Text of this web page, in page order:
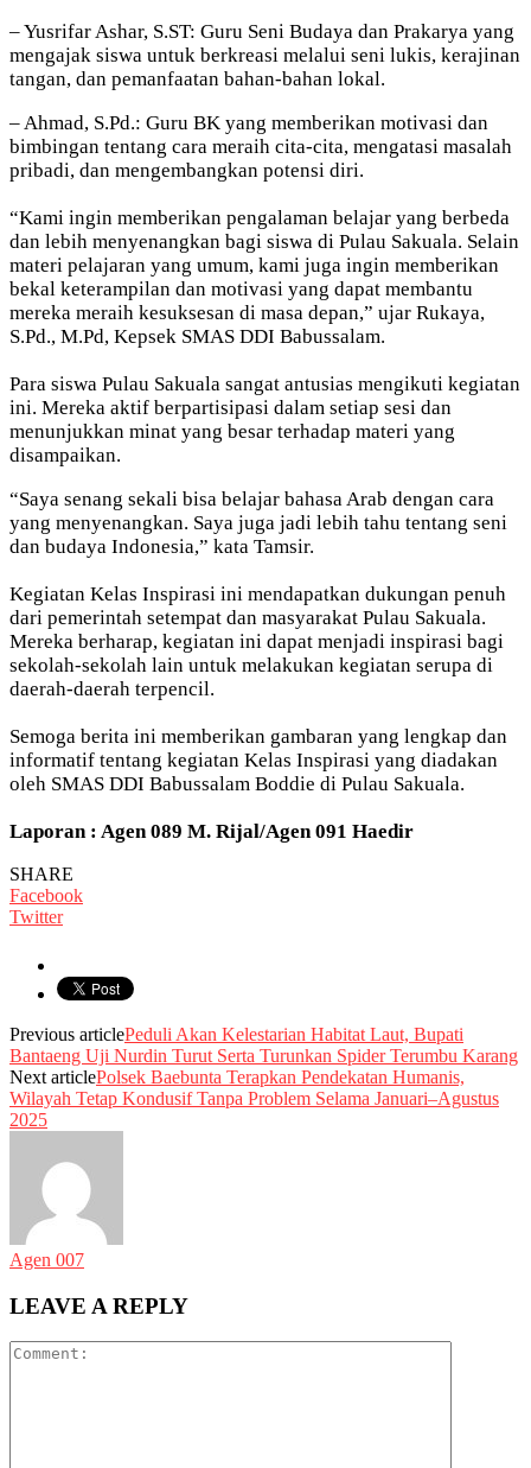
– Yusrifar Ashar, S.ST: Guru Seni Budaya dan Prakarya yang
mengajak siswa untuk berkreasi melalui seni lukis, kerajinan
tangan, dan pemanfaatan bahan-bahan lokal.
– Ahmad, S.Pd.: Guru BK yang memberikan motivasi dan
bimbingan tentang cara meraih cita-cita, mengatasi masalah
pribadi, dan mengembangkan potensi diri.
“Kami ingin memberikan pengalaman belajar yang berbeda
dan lebih menyenangkan bagi siswa di Pulau Sakuala. Selain
materi pelajaran yang umum, kami juga ingin memberikan
bekal keterampilan dan motivasi yang dapat membantu
mereka meraih kesuksesan di masa depan,” ujar Rukaya,
S.Pd., M.Pd, Kepsek SMAS DDI Babussalam.
Para siswa Pulau Sakuala sangat antusias mengikuti kegiatan
ini. Mereka aktif berpartisipasi dalam setiap sesi dan
menunjukkan minat yang besar terhadap materi yang
disampaikan.
“Saya senang sekali bisa belajar bahasa Arab dengan cara
yang menyenangkan. Saya juga jadi lebih tahu tentang seni
dan budaya Indonesia,” kata Tamsir.
Kegiatan Kelas Inspirasi ini mendapatkan dukungan penuh
dari pemerintah setempat dan masyarakat Pulau Sakuala.
Mereka berharap, kegiatan ini dapat menjadi inspirasi bagi
sekolah-sekolah lain untuk melakukan kegiatan serupa di
daerah-daerah terpencil.
Semoga berita ini memberikan gambaran yang lengkap dan
informatif tentang kegiatan Kelas Inspirasi yang diadakan
oleh SMAS DDI Babussalam Boddie di Pulau Sakuala.
Laporan : Agen 089 M. Rijal/Agen 091 Haedir
SHARE
Facebook
Twitter
Previous articlePeduli Akan Kelestarian Habitat Laut, Bupati
Bantaeng Uji Nurdin Turut Serta Turunkan Spider Terumbu Karang
Next articlePolsek Baebunta Terapkan Pendekatan Humanis,
Wilayah Tetap Kondusif Tanpa Problem Selama Januari–Agustus
2025
Agen 007
LEAVE A REPLY